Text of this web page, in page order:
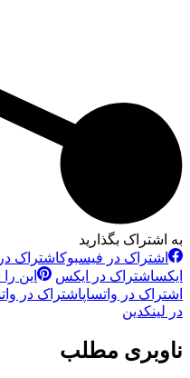
به اشتراک بگذارید
اشتراک در فیسبوکاشتراک
ایکساشتراک در ایکس این
اشتراک در واتساپاشتراک در
در لینکدین
ناوبری مطلب